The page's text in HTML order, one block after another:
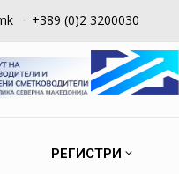
+389 (0)2 3200030
РЕГИСТРИ